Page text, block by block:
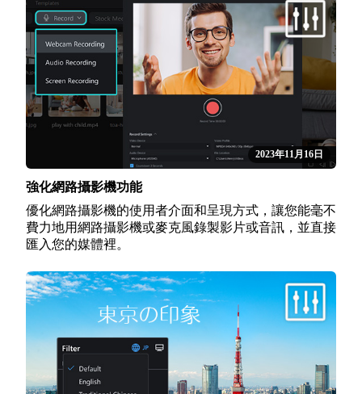
2023年11月16日
強化網路攝影機功能
優化網路攝影機的使用者介面和呈現方式，讓您能毫不
費力地用網路攝影機或麥克風錄製影片或音訊，並直接
匯入您的媒體裡。